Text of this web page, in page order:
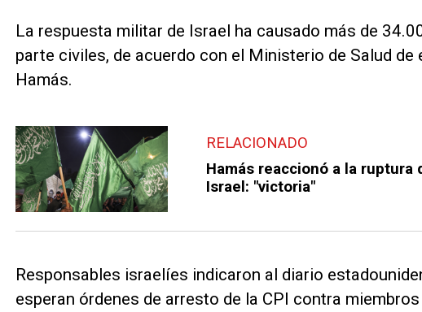
La respuesta militar de Israel ha causado más de
parte civiles, de acuerdo con el Ministerio de Salud
Hamás.
RELACIONADO
Hamás reaccionó a la
Israel: "victoria"
Responsables israelíes indicaron al diario
esperan órdenes de arresto de la CPI contra